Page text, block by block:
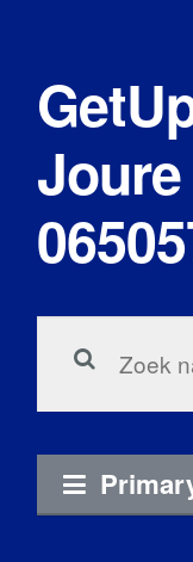
content
Joure
voor: